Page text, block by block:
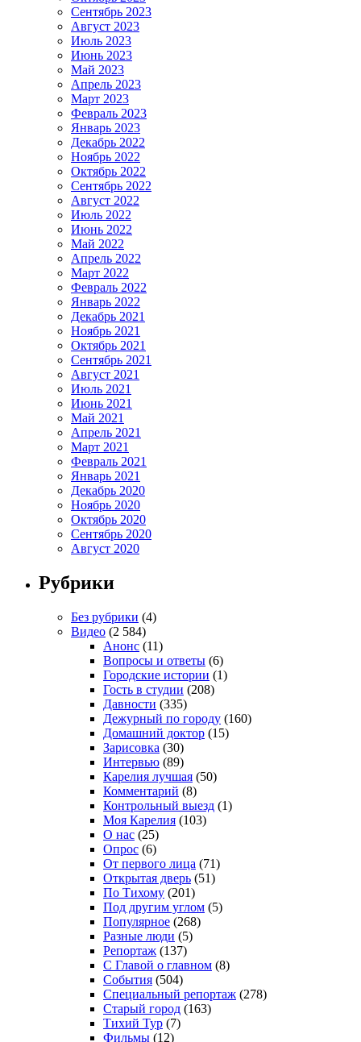
Сентябрь 2023
Август 2023
Июль 2023
Июнь 2023
Май 2023
Апрель 2023
Март 2023
Февраль 2023
Январь 2023
Декабрь 2022
Ноябрь 2022
Октябрь 2022
Сентябрь 2022
Август 2022
Июль 2022
Июнь 2022
Май 2022
Апрель 2022
Март 2022
Февраль 2022
Январь 2022
Декабрь 2021
Ноябрь 2021
Октябрь 2021
Сентябрь 2021
Август 2021
Июль 2021
Июнь 2021
Май 2021
Апрель 2021
Март 2021
Февраль 2021
Январь 2021
Декабрь 2020
Ноябрь 2020
Октябрь 2020
Сентябрь 2020
Август 2020
Рубрики
Без рубрики (4)
Видео (2 584)
Анонс (11)
Вопросы и ответы (6)
Городские истории (1)
Гость в студии (208)
Давности (335)
Дежурный по городу (160)
Домашний доктор (15)
Зарисовка (30)
Интервью (89)
Карелия лучшая (50)
Комментарий (8)
Контрольный выезд (1)
Моя Карелия (103)
О нас (25)
Опрос (6)
От первого лица (71)
Открытая дверь (51)
По Тихому (201)
Под другим углом (5)
Популярное (268)
Разные люди (5)
Репортаж (137)
С Главой о главном (8)
События (504)
Специальный репортаж (278)
Старый город (163)
Тихий Тур (7)
Фильмы (12)